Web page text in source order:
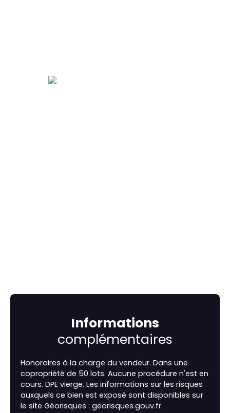
Informations
complémentaires
Honoraires à la charge du vendeur. Dans une
copropriété de 50 lots. Aucune procédure n'est en
cours. DPE vierge. Les informations sur les risques
auxquels ce bien est exposé sont disponibles sur
le site Géorisques : georisques.gouv.fr.